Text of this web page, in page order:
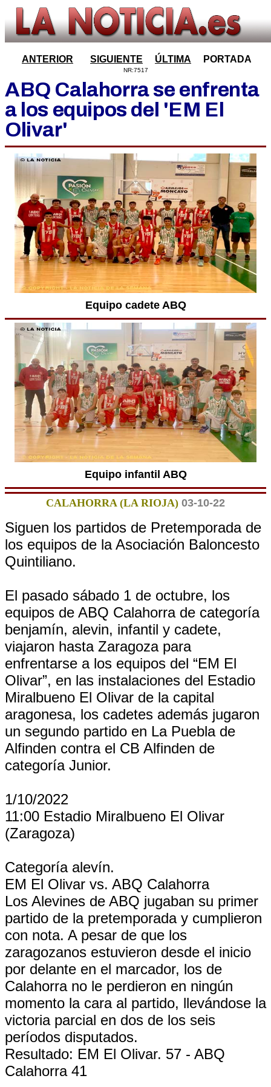
ANTERIOR SIGUIENTE ÚLTIMA PORTADA
NR:7517
ABQ Calahorra se enfrenta
a los equipos del 'EM El
Olivar'
Equipo cadete ABQ
Equipo infantil ABQ
CALAHORRA (LA RIOJA) 03-10-22
Siguen los partidos de Pretemporada de
los equipos de la Asociación Baloncesto
Quintiliano.
El pasado sábado 1 de octubre, los
equipos de ABQ Calahorra de categoría
benjamín, alevin, infantil y cadete,
viajaron hasta Zaragoza para
enfrentarse a los equipos del “EM El
Olivar”, en las instalaciones del Estadio
Miralbueno El Olivar de la capital
aragonesa, los cadetes además jugaron
un segundo partido en La Puebla de
Alfinden contra el CB Alfinden de
categoría Junior.
1/10/2022
11:00 Estadio Miralbueno El Olivar
(Zaragoza)
Categoría alevín.
EM El Olivar vs. ABQ Calahorra
Los Alevines de ABQ jugaban su primer
partido de la pretemporada y cumplieron
con nota. A pesar de que los
zaragozanos estuvieron desde el inicio
por delante en el marcador, los de
Calahorra no le perdieron en ningún
momento la cara al partido, llevándose la
victoria parcial en dos de los seis
períodos disputados.
Resultado: EM El Olivar. 57 - ABQ
Calahorra 41